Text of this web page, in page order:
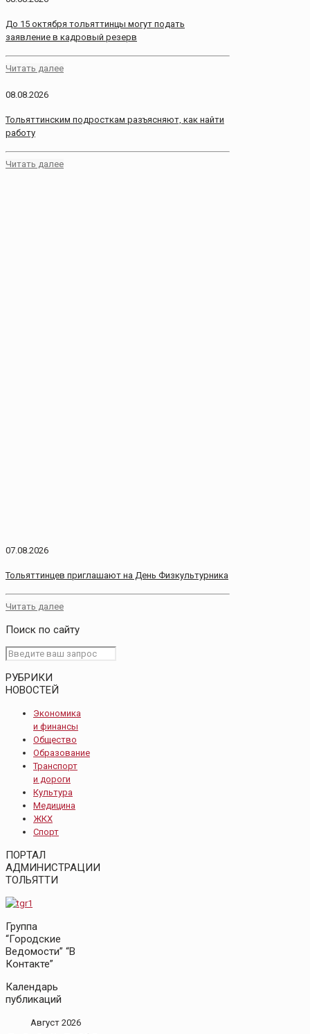
До 15 октября тольяттинцы могут подать
заявление в кадровый резерв
Читать далее
08.08.2026
Тольяттинским подросткам разъясняют, как найти
работу
Читать далее
07.08.2026
Тольяттинцев приглашают на День Физкультурника
Читать далее
Поиск по сайту
РУБРИКИ
НОВОСТЕЙ
Экономика
и финансы
Общество
Образование
Транспорт
и дороги
Культура
Медицина
ЖКХ
Спорт
ПОРТАЛ
АДМИНИСТРАЦИИ
ТОЛЬЯТТИ
Группа
“Городские
Ведомости” “В
Контакте”
Календарь
публикаций
Август 2026